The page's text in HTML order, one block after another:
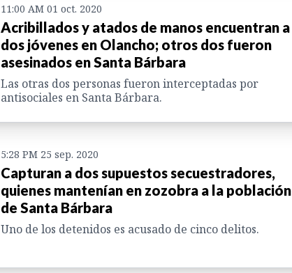
11:00 AM 01 oct. 2020
Acribillados y atados de manos encuentran a
dos jóvenes en Olancho; otros dos fueron
asesinados en Santa Bárbara
Las otras dos personas fueron interceptadas por
antisociales en Santa Bárbara.
5:28 PM 25 sep. 2020
Capturan a dos supuestos secuestradores,
quienes mantenían en zozobra a la población
de Santa Bárbara
Uno de los detenidos es acusado de cinco delitos.